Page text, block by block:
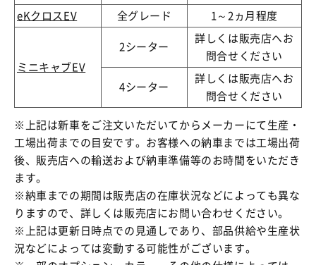
eKクロスEV 全グレード 1～2ヵ月程度
ミニキャブEV
2シーター
詳しくは販売店へお
問合せください
4シーター
詳しくは販売店へお
問合せください
※上記は新車をご注文いただいてからメーカーにて生産・
工場出荷までの目安です。お客様への納車までは工場出荷
後、販売店への輸送および納車準備等のお時間をいただき
ます。
※納車までの期間は販売店の在庫状況などによっても異な
りますので、詳しくは販売店にお問い合わせください。
※上記は更新日時点での見通しであり、部品供給や生産状
況などによっては変動する可能性がございます。